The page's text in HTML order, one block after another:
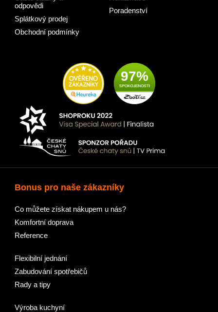
odpovědi
Splátkový prodej
Obchodní podmínky
Poradenství
97%
Bonus pro naše zákazníky
Co můžete získat nákupem u nás?
Komfortní doprava
Reference
Flexibilní jednání
Zabudování spotřebičů
Rady a tipy
Výroba kuchyní